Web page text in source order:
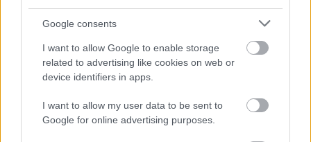
Google consents
I want to allow Google to enable storage
related to advertising like cookies on web or
device identifiers in apps.
I want to allow my user data to be sent to
Google for online advertising purposes.
A Tisza kormány minisztere újabb nagy változásokról döntött
a közoktatásban – például az iskolaigazgatók visszakapják
munkáltatói jogaikat
Sok volt az igazolatlan hiányzás, Pócs János fizetéslevonást
kapott, más fideszesek még kevesebbet vittek haza
A Szolnok megyei gazdák nagyon nem akarták a JÉGER
további üzemeltetését